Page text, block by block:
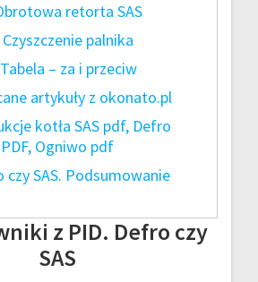
retorta SAS
Czyszczenie palnika
Tabela – za i przeciw
artykuły z okonato.pl
kotła SAS pdf, Defro
PDF, Ogniwo pdf
czy SAS. Podsumowanie
z PID. Defro czy
SAS